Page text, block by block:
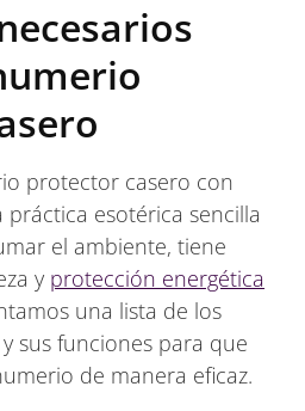
protector casero con
esotérica sencilla
el ambiente, tiene
y protección energética
una lista de los
sus funciones para que
de manera eficaz.